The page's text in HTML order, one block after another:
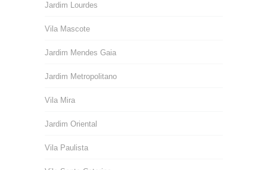
Jardim Lourdes
Vila Mascote
Jardim Mendes Gaia
Jardim Metropolitano
Vila Mira
Jardim Oriental
Vila Paulista